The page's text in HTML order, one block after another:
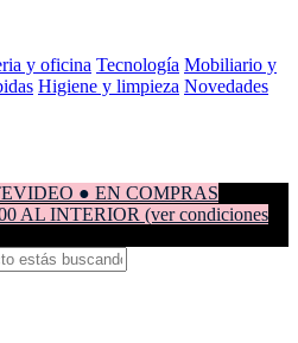
y oficina Tecnología Mobiliario y
Higiene y limpieza Novedades
● EN COMPRAS
AL INTERIOR (ver condiciones